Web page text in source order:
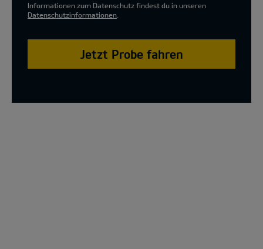
Informationen zum Datenschutz findest du in unseren
Datenschutzinformationen
Jetzt Probe fahren